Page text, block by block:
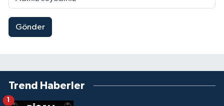
Gönder
Trend Haberler